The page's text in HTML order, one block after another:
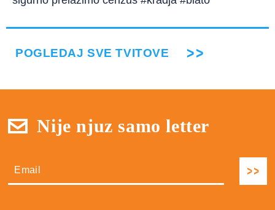
POGLEDAJ SVE TVITOVE
Nije njuz samo letter